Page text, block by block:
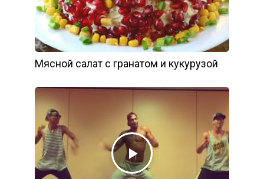
Мясной салат с гранатом и кукурузой